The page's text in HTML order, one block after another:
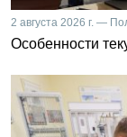
2 августа 2026 г. —
Особенности